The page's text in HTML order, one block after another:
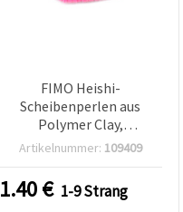
FIMO Heishi-
Scheibenperlen aus
Polymer Clay,
Perlenstrang – Rosa mit
x 1 mm, Loch: 2 mm, ca.
350 Stk.
Artikelnummer: 109409
1.40€ 1-9 Strang